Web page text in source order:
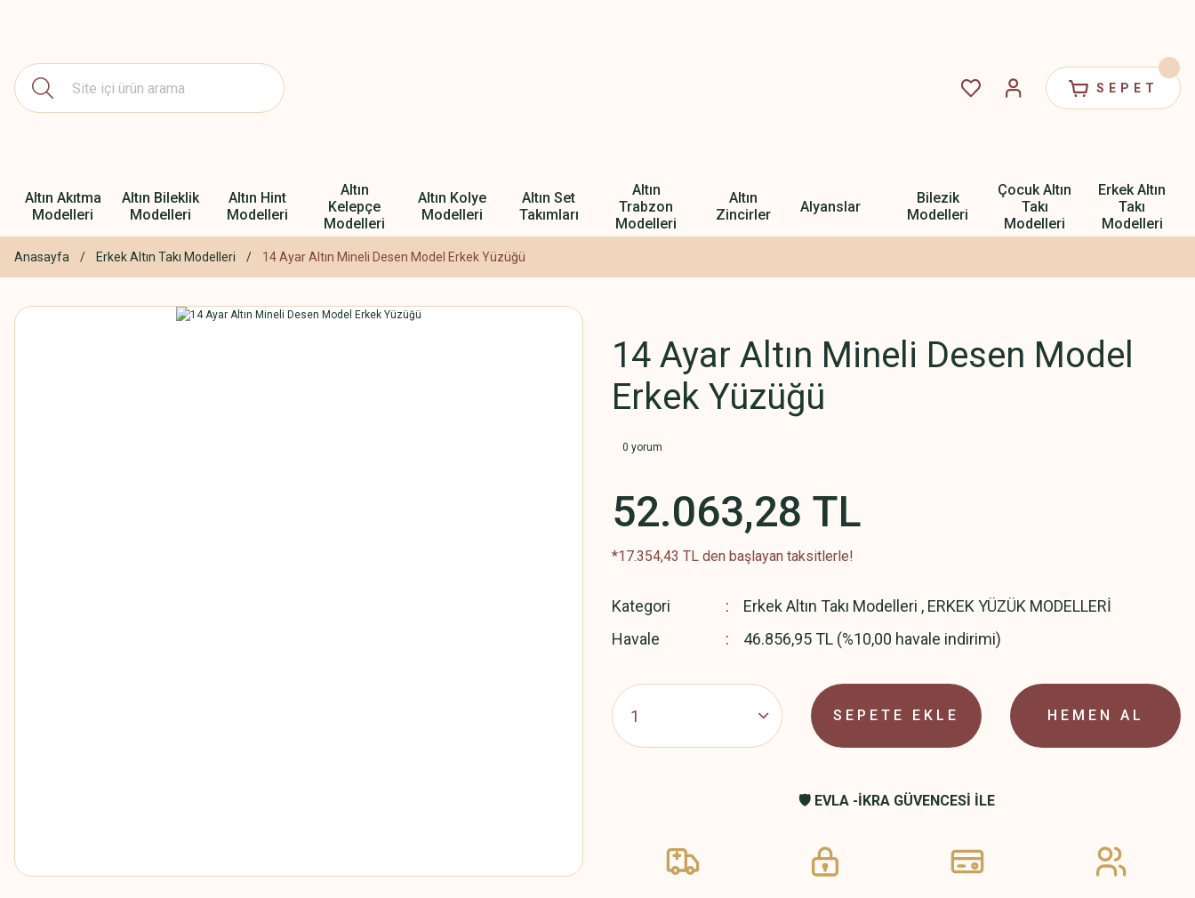
SEPET
Altın Akıtma
Modelleri
Altın Bileklik
Modelleri
Altın Hint
Modelleri
Altın
Kelepçe
Modelleri
Altın Kolye
Modelleri
Altın Set
Takımları
Altın
Trabzon
Modelleri
Altın
Zincirler
Alyanslar
Bilezik
Modelleri
Çocuk Altın
Takı
Modelleri
Erkek Altın
Takı
Modelleri
Anasayfa Erkek Altın Takı Modelleri 14 Ayar Altın Mineli Desen Model Erkek Yüzüğü
14 Ayar Altın Mineli Desen Model
Erkek Yüzüğü
0 yorum
52.063,28 TL
*17.354,43 TL den başlayan taksitlerle!
Kategori Erkek Altın Takı Modelleri , ERKEK YÜZÜK MODELLERİ
Havale
46.856,95 TL (%10,00 havale indirimi)
SEPETE EKLE HEMEN AL
🛡️ EVLA -İKRA GÜVENCESİ İLE